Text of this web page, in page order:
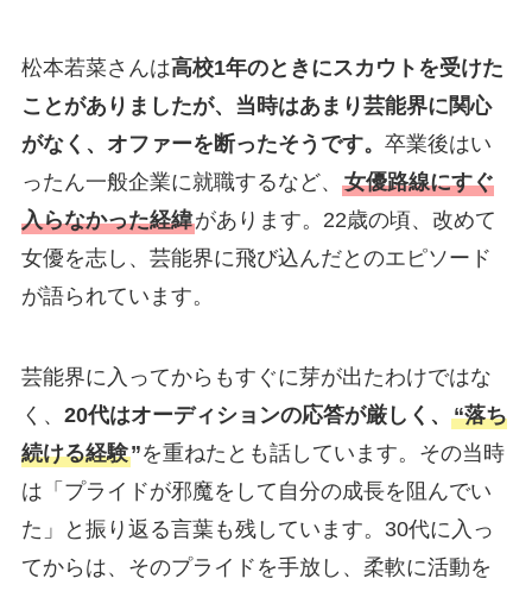
松本若菜さんは高校1年のときにスカウトを受けた
ことがありましたが、当時はあまり芸能界に関心
がなく、オファーを断ったそうです。 卒業後はい
ったん一般企業に就職するなど、 女優路線にすぐ
入らなかった経緯があります。22歳の頃、改めて
女優を志し、芸能界に飛び込んだとのエピソード
が語られています。
芸能界に入ってからもすぐに芽が出たわけではな
く、 20代はオーディションの応答が厳しく、 “落ち
続ける経験”を重ねたとも話しています。その当時
は「プライドが邪魔をして自分の成長を阻んでい
た」と振り返る言葉も残しています。30代に入っ
てからは、そのプライドを手放し、柔軟に活動を